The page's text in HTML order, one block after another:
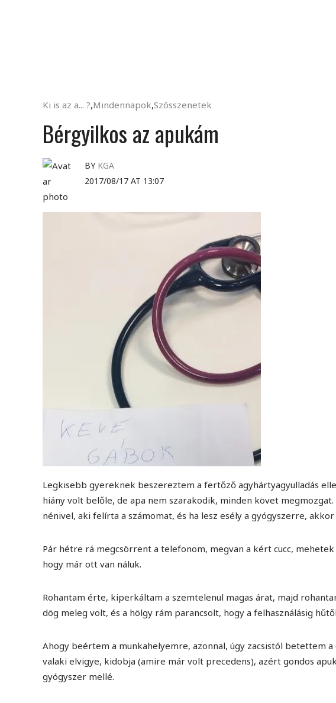
Ki is az a... ?,Mindennapok,Szösszenetek
Bérgyilkos az apukám
BY KGA
2017/08/17 AT 13:07
Legkisebb gyereknek beszereztem a fertőző agyhártyagyulladás
hiány volt belőle, de apa nem szarakodik, minden követ
nénivel, aki felírta a számomat, és ha lesz esély a gyógyszerre, akkor
Pár hétre rá megcsörrent a telefonom, megvan a kért cucc,
hogy már ott van náluk.
Rohantam érte, kiperkáltam a szemtelenül magas árat, majd
dög meleg volt, és a hölgy rám parancsolt, hogy a felhasználásig
Ahogy beértem a munkahelyemre, azonnal, úgy zacsistól betettem
valaki elvigye, kidobja (amire már volt precedens), azért gondos
gyógyszer mellé.